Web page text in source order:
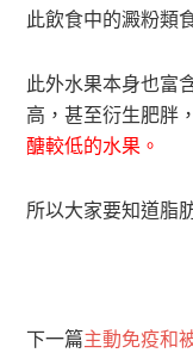
此飲食中的澱粉類
此外水果本身也富
高，甚至衍生肥胖，
醣較低的水果。
所以大家要知道脂
下一篇主動免疫和